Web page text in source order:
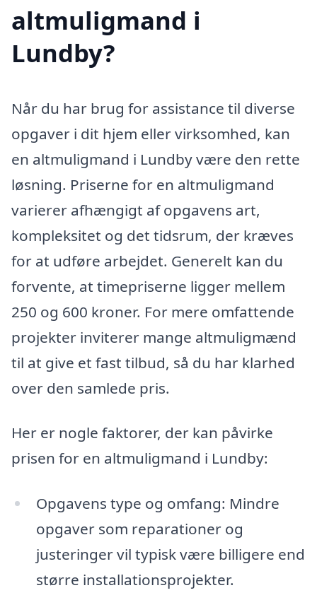
altmuligmand i
Lundby?
Når du har brug for assistance til diverse
opgaver i dit hjem eller virksomhed, kan
en altmuligmand i Lundby være den rette
løsning. Priserne for en altmuligmand
varierer afhængigt af opgavens art,
kompleksitet og det tidsrum, der kræves
for at udføre arbejdet. Generelt kan du
forvente, at timepriserne ligger mellem
250 og 600 kroner. For mere omfattende
projekter inviterer mange altmuligmænd
til at give et fast tilbud, så du har klarhed
over den samlede pris.
Her er nogle faktorer, der kan påvirke
prisen for en altmuligmand i Lundby:
Opgavens type og omfang: Mindre
opgaver som reparationer og
justeringer vil typisk være billigere end
større installationsprojekter.